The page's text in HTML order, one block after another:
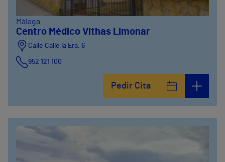
Málaga
Centro Médico Vithas Limonar
Calle Calle la Era, 6
952 121 100
Pedir Cita